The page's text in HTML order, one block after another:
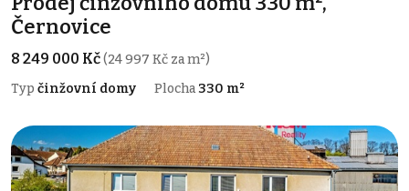
Černovice
8 249 000 Kč(24 997 Kč za m²)
Typ činžovní domy Plocha 330 m²